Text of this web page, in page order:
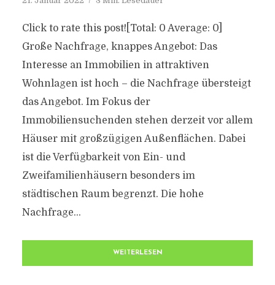
Click to rate this post![Total: 0 Average: 0]
Große Nachfrage, knappes Angebot: Das
Interesse an Immobilien in attraktiven
Wohnlagen ist hoch – die Nachfrage übersteigt
das Angebot. Im Fokus der
Immobiliensuchenden stehen derzeit vor allem
Häuser mit großzügigen Außenflächen. Dabei
ist die Verfügbarkeit von Ein- und
Zweifamilienhäusern besonders im
städtischen Raum begrenzt. Die hohe
Nachfrage...
WEITERLESEN